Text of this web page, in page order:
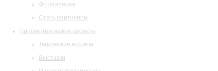
Фотогалерея
Стать партнером
Просветительские проекты
Творческие встречи
Выставки